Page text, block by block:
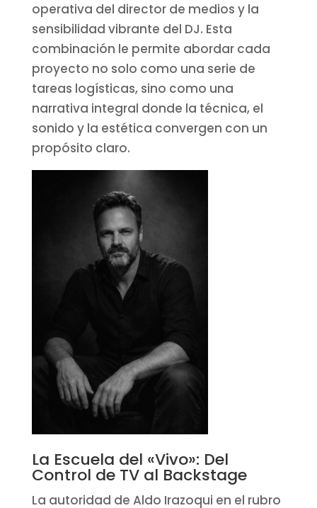
operativa del director de medios y la
sensibilidad vibrante del DJ. Esta
combinación le permite abordar cada
proyecto no solo como una serie de
tareas logísticas, sino como una
narrativa integral donde la técnica, el
sonido y la estética convergen con un
propósito claro.
La Escuela del «Vivo»: Del
Control de TV al Backstage
La autoridad de Aldo Irazoqui en el rubro